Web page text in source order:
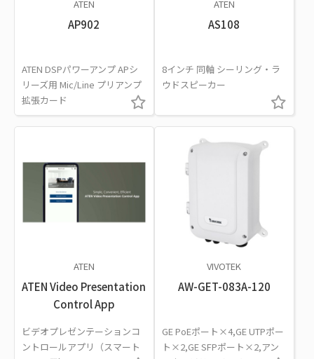
ATEN
AP902
ATEN DSPパワーアンプ APシ
リーズ用 Mic/Line プリアンプ
拡張カード
ATEN
AS108
8インチ 同軸 シーリング・ラ
ウドスピーカー
ATEN
ATEN Video Presentation
Control App
ビデオプレゼンテーションコ
ントロールアプリ（スマート
VIVOTEK
AW-GET-083A-120
GE PoEポート×4,GE UTPポー
ト×2,GE SFPポート×2,アン